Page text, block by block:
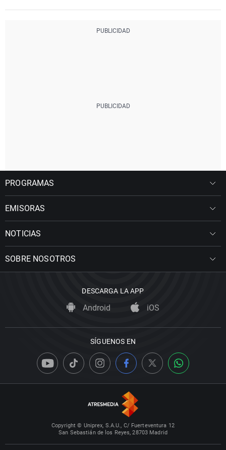
PROGRAMAS
EMISORAS
NOTICIAS
SOBRE NOSOTROS
DESCARGA LA APP
Android iOS
SÍGUENOS EN
Copyright © Uniprex, S.A.U., C/ Fuerteventura 12
San Sebastián de los Reyes, 28703 Madrid